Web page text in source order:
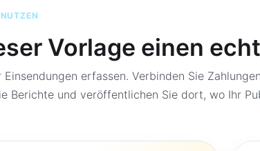
Vorlage einen
erfassen. Verbinden Sie
Berichte und veröffentlichen Sie dort, wo Ihr